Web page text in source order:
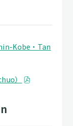
Kobe・Tan
）